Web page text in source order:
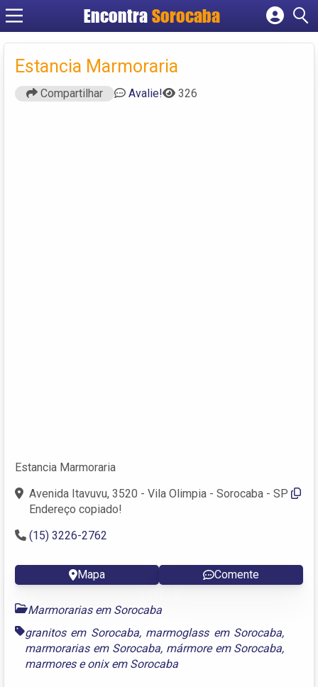
EncontraSorocaba
Cadastrar empresa
Criar conta
Estancia Marmoraria
Compartilhar Avalie! 326
Estancia Marmoraria
Avenida Itavuvu, 3520 - Vila Olimpia - Sorocaba - SP
Endereço copiado!
(15) 3226-2762
Mapa Comente
Marmorarias em Sorocaba
granitos em Sorocaba, marmoglass em Sorocaba,
marmorarias em Sorocaba, mármore em Sorocaba,
marmoreseonix em Sorocaba